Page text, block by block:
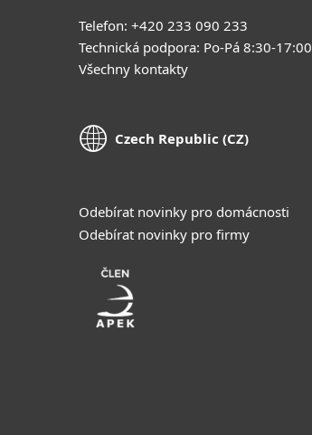
Telefon: +420 233 090 233
Technická podpora: Po-Pá 8:30-17:00
Všechny kontakty
Czech Republic (CZ)
Odebírat novinky pro domácnosti
Odebírat novinky pro firmy